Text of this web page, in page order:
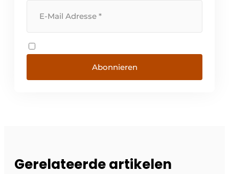
Abonnieren
Gerelateerde artikelen